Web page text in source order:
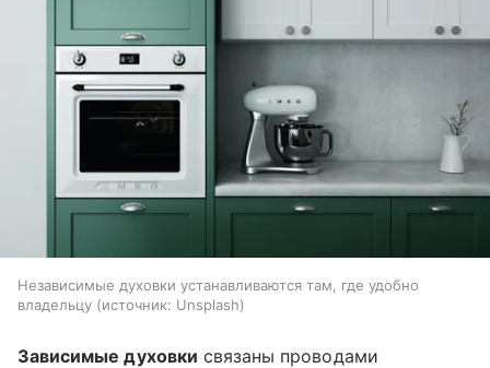
Независимые духовки устанавливаются там, где удобно
владельцу
источник: Unsplash
Зависимые духовки связаны проводами